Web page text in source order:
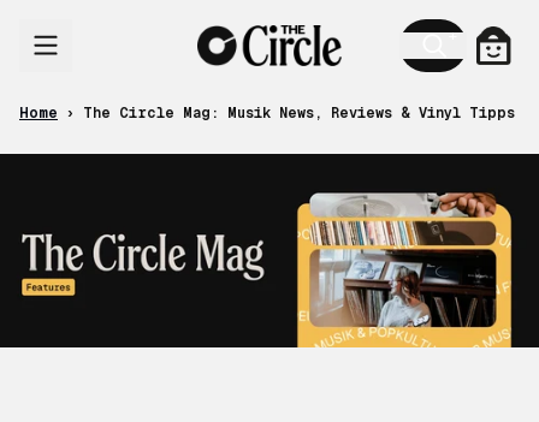
Cart
Home › The Circle Mag: Musik News, Reviews & Vinyl Tipps